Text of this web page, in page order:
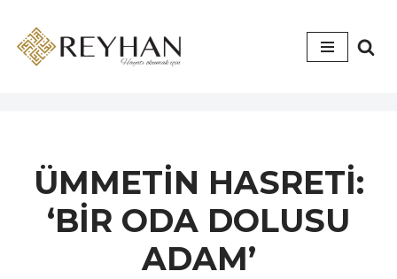
İçeriğe
ÜMMETİN HASRETİ:
‘BİR ODA DOLUSU
ADAM’